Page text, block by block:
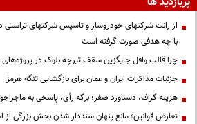
از رانت‌ شرکتهای خودروساز و تاسیس شرکتهای تراستی
با چه هدفی صورت گرفته است
چرا قالب وافل جایگزین سقف تیرچه بلوک در
جزئیات مذاکرات ایران و عمان برای بازگشایی تنگه هرمز
هزینه گزاف، دستاورد صفر؛ برگه رأی، پاسخی به
تعارض قوانین؛ مانع پنهان سنددار شدن بخش بزرگی